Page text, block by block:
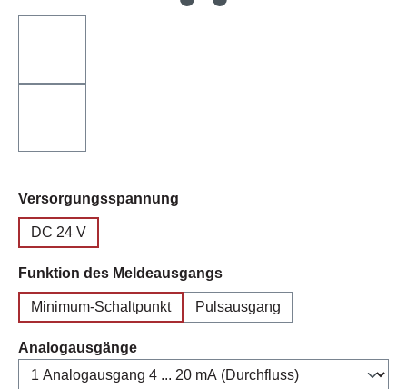
Versorgungsspannung
DC 24 V
Funktion des Meldeausgangsauswählen
Minimum-Schaltpunkt Pulsausgang
Analogausgängeauswählen